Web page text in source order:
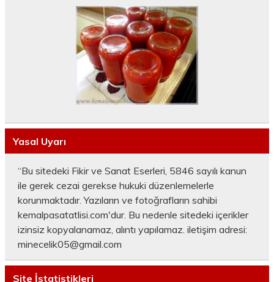
Yasal Uyarı
“Bu sitedeki Fikir ve Sanat Eserleri, 5846 sayılı kanun
ile gerek cezai gerekse hukuki düzenlemelerle
korunmaktadır. Yazıların ve fotoğrafların sahibi
kemalpasatatlisi.com'dur. Bu nedenle sitedeki içerikler
izinsiz kopyalanamaz, alıntı yapılamaz. iletişim adresi:
minecelik05@gmail.com
Site İstatistikleri